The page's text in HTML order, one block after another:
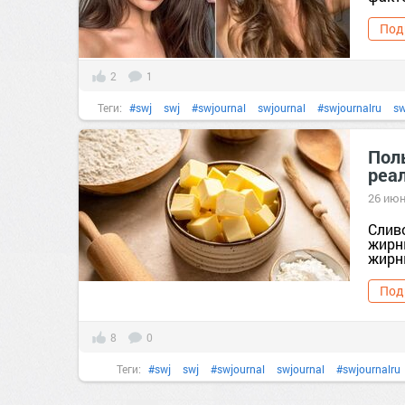
2 1
Теги: #swj swj #swjournal swjournal #swjournalru
#витамины витамины #диета
#минералы научное сообщество #полезныесоветы
26
8 0
Теги: #swj swj #swjournal swjournal #swjournalru